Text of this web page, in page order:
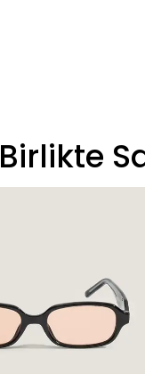
Birlikte